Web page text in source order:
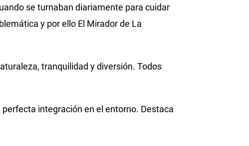
se turnaban diariamente para cuidar
y por ello El Mirador de La
tranquilidad y diversión. Todos
integración en el entorno. Destaca